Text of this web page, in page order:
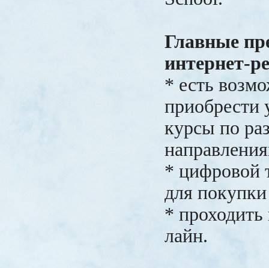
Главные
интернет-
* есть
приобрести
курсы по
* цифровой
для покупки
* проходить
лайн.